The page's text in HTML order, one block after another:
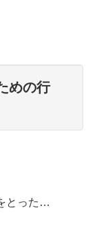
めの行
とった…